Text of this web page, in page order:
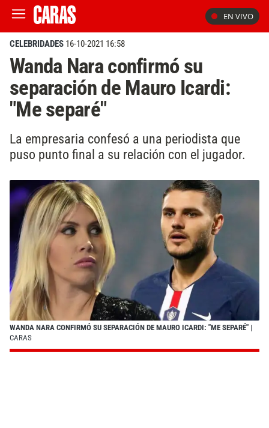
EN VIVO
CELEBRIDADES 16-10-2021 16:58
Wanda Nara confirmó su
separación de Mauro Icardi:
"Me separé"
La empresaria confesó a una periodista que
puso punto final a su relación con el jugador.
WANDA NARA CONFIRMÓ SU SEPARACIÓN DE MAURO ICARDI: "ME SEPARÉ" |
CARAS